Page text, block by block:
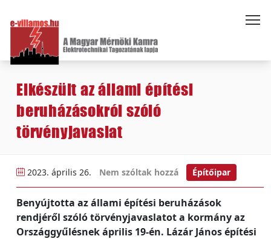
Elkészült az állami építési
beruházásokról szóló
törvényjavaslat
2023. április 26. Nem szóltak hozzá Építőipar
Benyújtotta az állami építési beruházások
rendjéről szóló törvényjavaslatot a kormány az
Országgyűlésnek április 19-én. Lázár János építési